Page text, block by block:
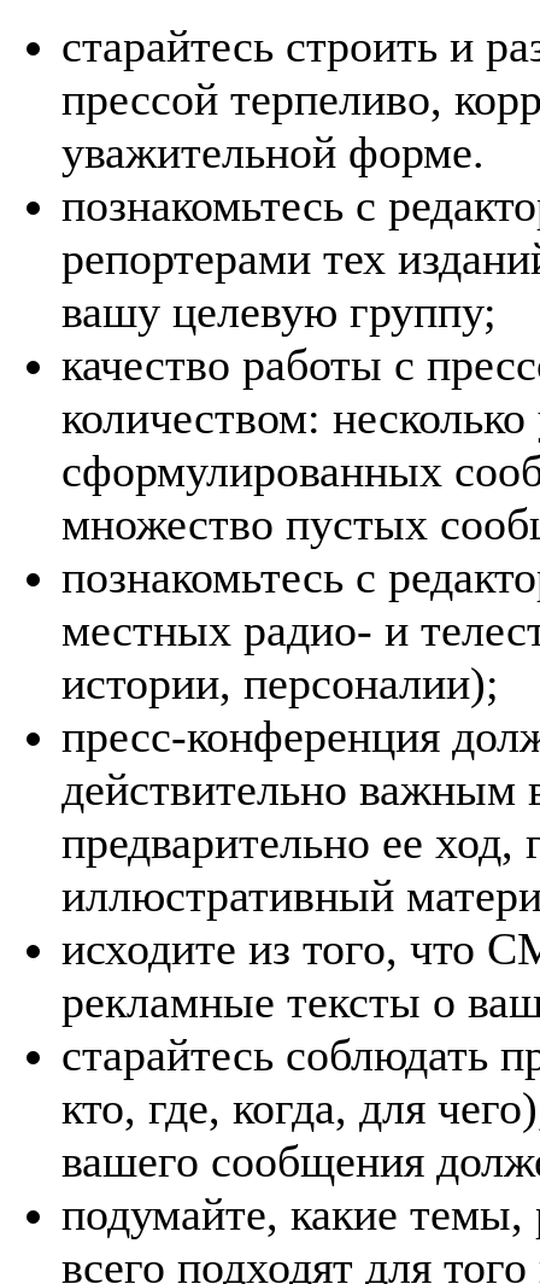
старайтесь строить и
прессой терпеливо,
уважительной форме.
познакомьтесь с
репортерами тех
вашу целевую группу;
качество работы с
количеством:
сформулированных
множество пустых
познакомьтесь с
местных радио- и
истории, персоналии);
пресс-конференция
действительно важным
предварительно ее
иллюстративный
исходите из того, что
рекламные тексты о
старайтесь соблюдать
кто, где, когда, для
вашего сообщения
подумайте, какие
всего подходят для